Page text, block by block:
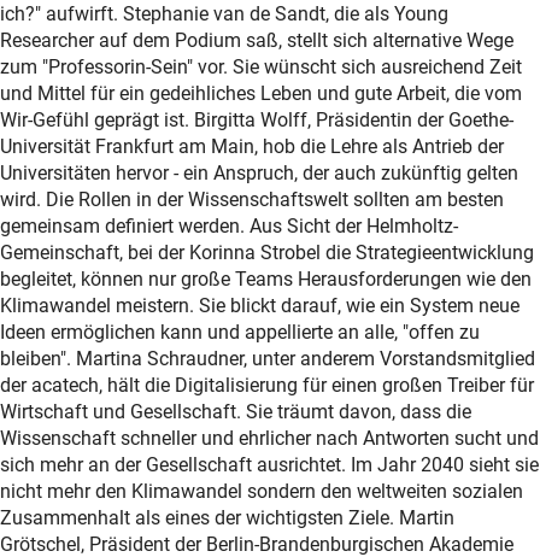
ich?" aufwirft. Stephanie van de Sandt, die als Young
Researcher auf dem Podium saß, stellt sich alternative Wege
zum "Professorin-Sein" vor. Sie wünscht sich ausreichend Zeit
und Mittel für ein gedeihliches Leben und gute Arbeit, die vom
Wir-Gefühl geprägt ist. Birgitta Wolff, Präsidentin der Goethe-
Universität Frankfurt am Main, hob die Lehre als Antrieb der
Universitäten hervor - ein Anspruch, der auch zukünftig gelten
wird. Die Rollen in der Wissenschaftswelt sollten am besten
gemeinsam definiert werden. Aus Sicht der Helmholtz-
Gemeinschaft, bei der Korinna Strobel die Strategieentwicklung
begleitet, können nur große Teams Herausforderungen wie den
Klimawandel meistern. Sie blickt darauf, wie ein System neue
Ideen ermöglichen kann und appellierte an alle, "offen zu
bleiben". Martina Schraudner, unter anderem Vorstandsmitglied
der acatech, hält die Digitalisierung für einen großen Treiber für
Wirtschaft und Gesellschaft. Sie träumt davon, dass die
Wissenschaft schneller und ehrlicher nach Antworten sucht und
sich mehr an der Gesellschaft ausrichtet. Im Jahr 2040 sieht sie
nicht mehr den Klimawandel sondern den weltweiten sozialen
Zusammenhalt als eines der wichtigsten Ziele. Martin
Grötschel, Präsident der Berlin-Brandenburgischen Akademie